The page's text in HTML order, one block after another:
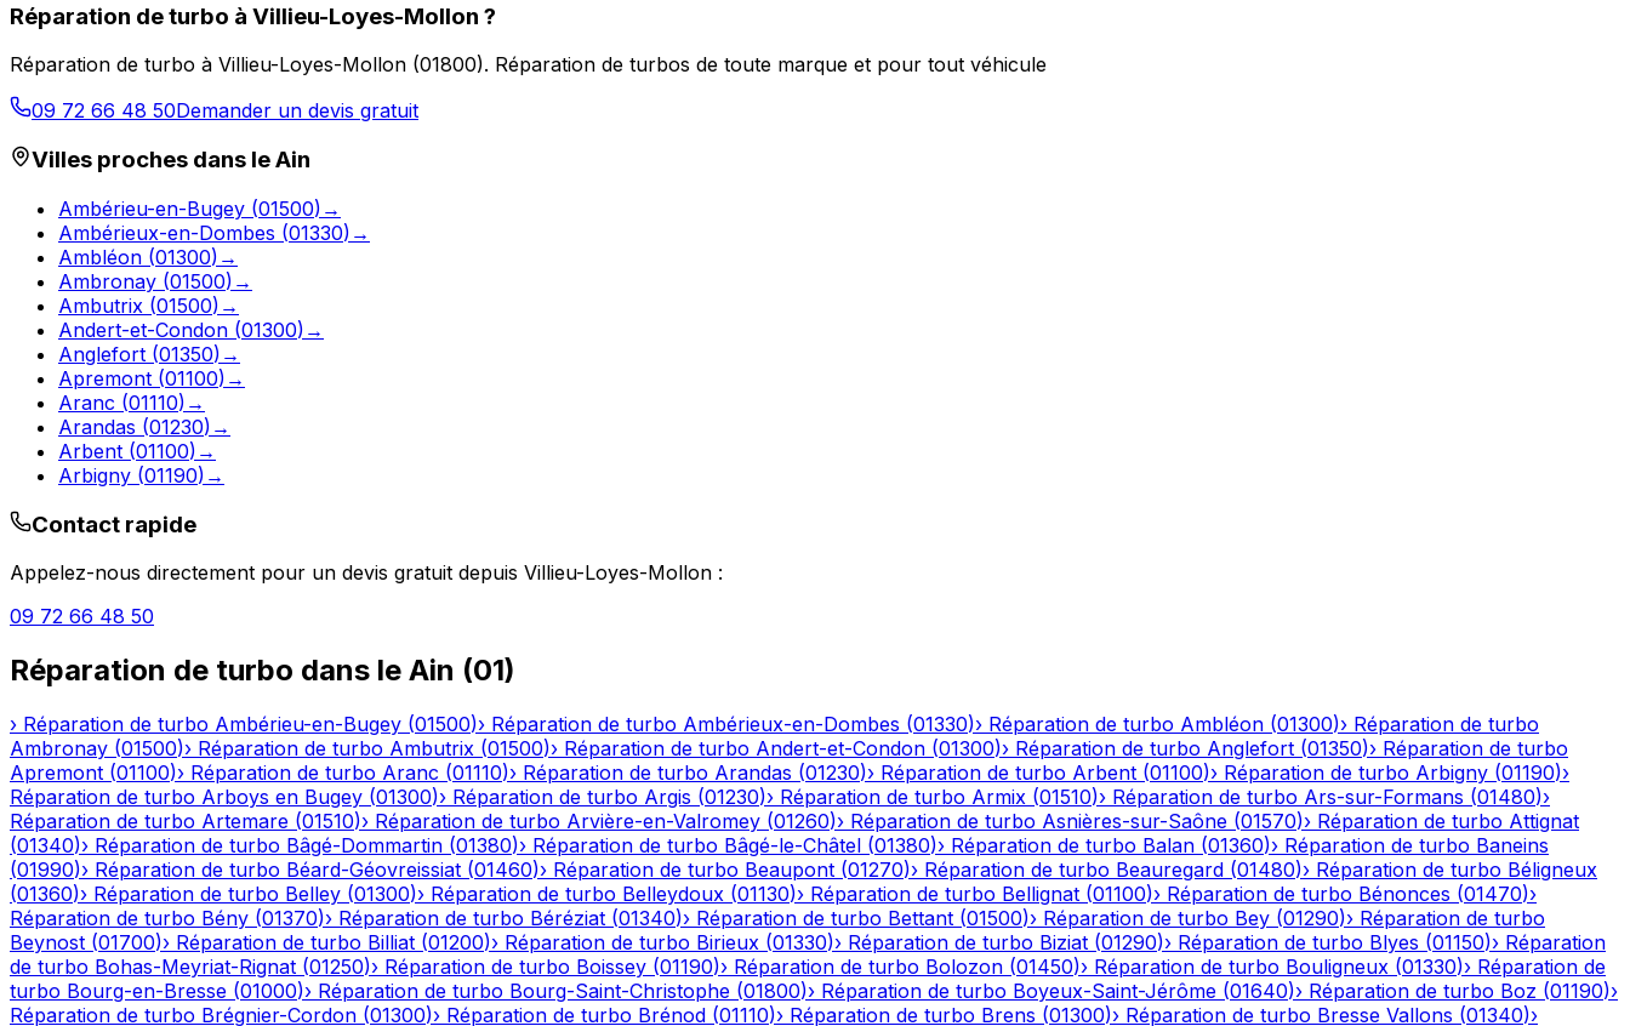
Réparation de turbo à Villieu-Loyes-Mollon ?
Réparation de turbo à Villieu-Loyes-Mollon (01800). Réparation de turbos de toute marque et pour tout véhicule
09 72 66 48 50Demander un devis gratuit
Villes proches dans leAin
Ambérieu-en-Bugey (01500) →
Ambérieux-en-Dombes (01330) →
Ambléon (01300) →
Ambronay (01500) →
Ambutrix (01500) →
Andert-et-Condon (01300) →
Anglefort (01350) →
Apremont (01100) →
Aranc (01110) →
Arandas (01230) →
Arbent (01100) →
Arbigny (01190) →
Contact rapide
Appelez-nous directement pour un devis gratuit depuis Villieu-Loyes-Mollon :
09 72 66 48 50
Réparation de turbo dans le Ain (01)
› Réparation de turbo Ambérieu-en-Bugey (01500)› Réparation de turbo Ambérieux-en-Dombes (01330)› Réparation de turbo Ambléon (01300)› Réparation de turbo
Ambronay (01500)› Réparation de turbo Ambutrix (01500)› Réparation de turbo Andert-et-Condon (01300)› Réparation de turbo Anglefort (01350)› Réparation de turbo
Apremont (01100)› Réparation de turbo Aranc (01110)› Réparation de turbo Arandas (01230)› Réparation de turbo Arbent (01100)› Réparation de turbo Arbigny (01190)›
Réparation de turbo Arboys en Bugey (01300)› Réparation de turbo Argis (01230)› Réparation de turbo Armix (01510)› Réparation de turbo Ars-sur-Formans (01480)›
Réparation de turbo Artemare (01510)› Réparation de turbo Arvière-en-Valromey (01260)› Réparation de turbo Asnières-sur-Saône (01570)› Réparation de turbo Attignat
(01340)› Réparation de turbo Bâgé-Dommartin (01380)› Réparation de turbo Bâgé-le-Châtel (01380)› Réparation de turbo Balan (01360)› Réparation de turbo Baneins
(01990)› Réparation de turbo Béard-Géovreissiat (01460)› Réparation de turbo Beaupont (01270)› Réparation de turbo Beauregard (01480)› Réparation de turbo Béligneux
(01360)› Réparation de turbo Belley (01300)› Réparation de turbo Belleydoux (01130)› Réparation de turbo Bellignat (01100)› Réparation de turbo Bénonces (01470)›
Réparation de turbo Bény (01370)› Réparation de turbo Béréziat (01340)› Réparation de turbo Bettant (01500)› Réparation de turbo Bey (01290)› Réparation de turbo
Beynost (01700)› Réparation de turbo Billiat (01200)› Réparation de turbo Birieux (01330)› Réparation de turbo Biziat (01290)› Réparation de turbo Blyes (01150)› Réparation
de turbo Bohas-Meyriat-Rignat (01250)› Réparation de turbo Boissey (01190)› Réparation de turbo Bolozon (01450)› Réparation de turbo Bouligneux (01330)› Réparation de
turbo Bourg-en-Bresse (01000)› Réparation de turbo Bourg-Saint-Christophe (01800)› Réparation de turbo Boyeux-Saint-Jérôme (01640)› Réparation de turbo Boz (01190)›
Réparation de turbo Brégnier-Cordon (01300)› Réparation de turbo Brénod (01110)› Réparation de turbo Brens (01300)› Réparation de turbo Bresse Vallons (01340)›